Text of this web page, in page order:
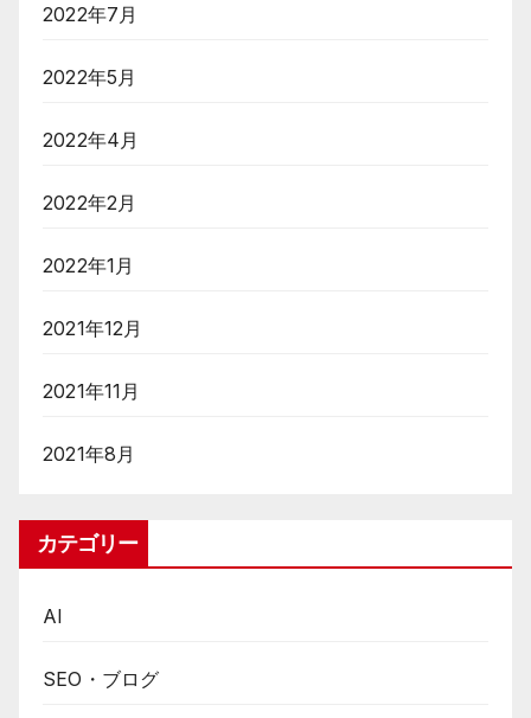
2022年7月
2022年5月
2022年4月
2022年2月
2022年1月
2021年12月
2021年11月
2021年8月
カテゴリー
AI
SEO・ブログ